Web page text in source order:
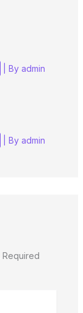
| By admin
| By admin
Required